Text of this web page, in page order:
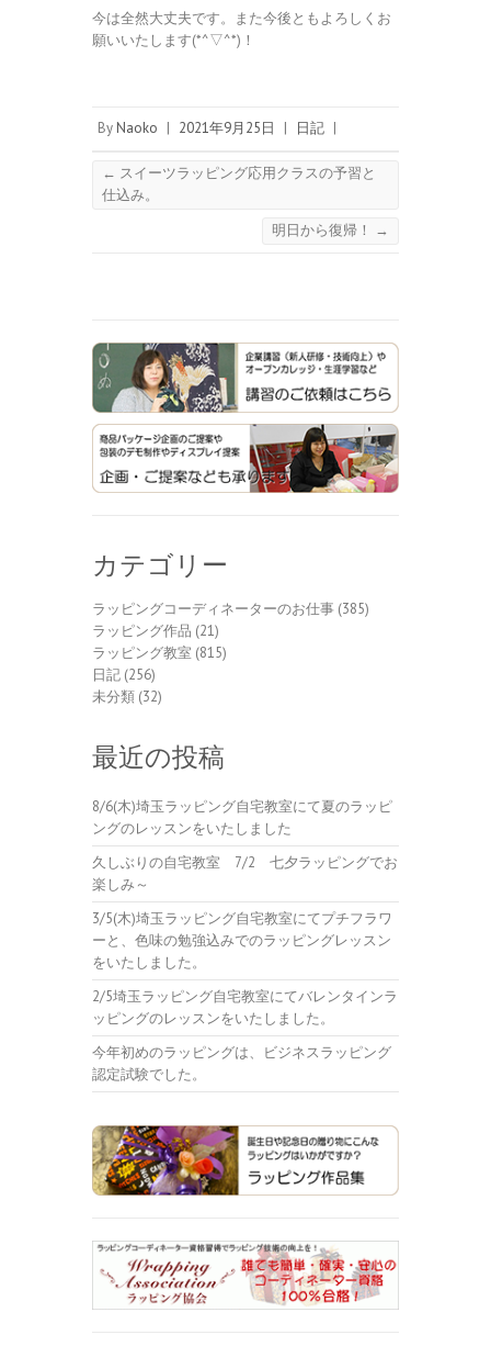
今は全然大丈夫です。また今後ともよろしくお
願いいたします(*^▽^*)！
By Naoko 2021年9月25日 日記
← スイーツラッピング応用クラスの予習と
仕込み。
明日から復帰！
→
カテゴリー
ラッピングコーディネーターのお仕事 (385)
ラッピング作品 (21)
ラッピング教室 (815)
日記 (256)
未分類 (32)
最近の投稿
8/6(木)埼玉ラッピング自宅教室にて夏のラッピ
ングのレッスンをいたしました
久しぶりの自宅教室 7/2 七夕ラッピングでお
楽しみ～
3/5(木)埼玉ラッピング自宅教室にてプチフラワ
ーと、色味の勉強込みでのラッピングレッスン
をいたしました。
2/5埼玉ラッピング自宅教室にてバレンタインラ
ッピングのレッスンをいたしました。
今年初めのラッピングは、ビジネスラッピング
認定試験でした。